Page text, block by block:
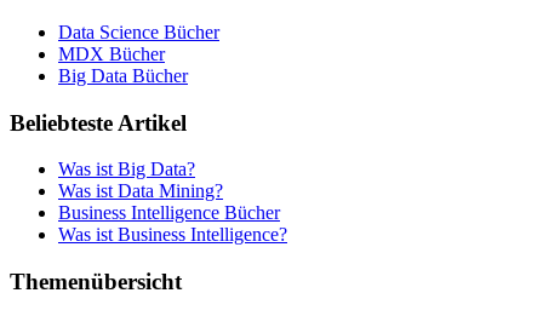
Data Science Bücher
MDX Bücher
Big Data Bücher
Beliebteste Artikel
Was ist Big Data?
Was ist Data Mining?
Business Intelligence Bücher
Was ist Business Intelligence?
Themenübersicht